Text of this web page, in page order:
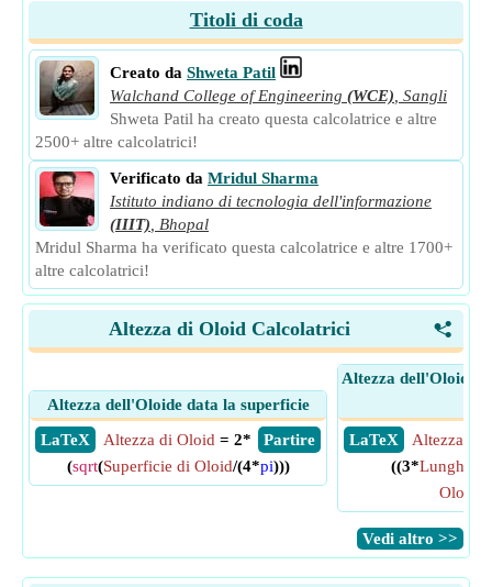
Titoli di coda
Creato da Shweta Patil
Walchand College of Engineering (WCE) Sangli
Shweta Patil ha creato questa calcolatrice e altre
2500+ altre calcolatrici!
Verificato da Mridul Sharma
Istituto indiano di tecnologia dell'informazione
(IIIT)
Bhopal
Mridul Sharma ha verificato questa calcolatrice e altre 1700+
altre calcolatrici!
<
Altezza di Oloid Calcolatrici
Altezza dell'Oloide data la superficie
​ LaTeX
​ Partire
Altezza di Oloid = 2*
(sqrt(Superficie di Oloid/(4*pi)))
Altezza dell'Oloide
​ LaTeX
Altezza di
((3*
Oloid
​Vedi altro >>